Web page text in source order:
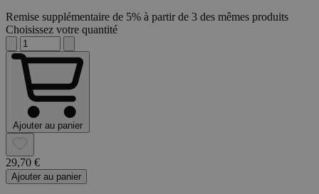
Remise supplémentaire de 5% à partir de 3 des mêmes produits
Choisissez votre quantité
Ajouter au panier
29,70 €
Ajouter au panier